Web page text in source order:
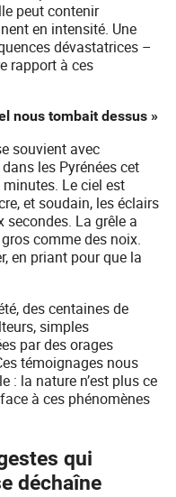
peut contenir
en intensité. Une
dévastatrices –
rapport à ces
nous tombait dessus »
souvient avec
les Pyrénées cet
Le ciel est
et soudain, les éclairs
secondes. La grêle a
comme des noix.
en priant pour que la
des centaines de
simples
par des orages
témoignages nous
: la nature n’est plus ce
à ces phénomènes
qui
déchaîne